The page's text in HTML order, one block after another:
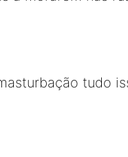
tudo